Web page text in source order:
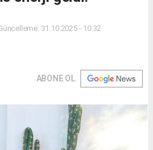
31.10.2025 - 10:32
ABONE OL